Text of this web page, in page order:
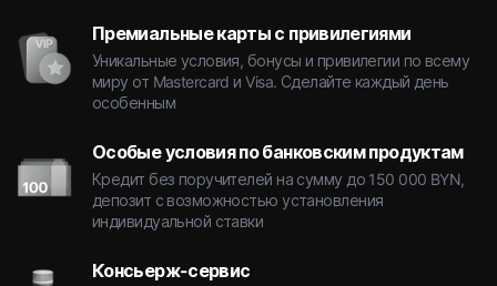
Премиальные карты с привилегиями
Уникальные условия, бонусы и привилегии по всему
миру от Mastercard и Visa. Сделайте каждый день
особенным
Особые условия по банковским продуктам
Кредит без поручителей на сумму до 150 000 BYN,
депозит с возможностью установления
индивидуальной ставки
Консьерж-сервис